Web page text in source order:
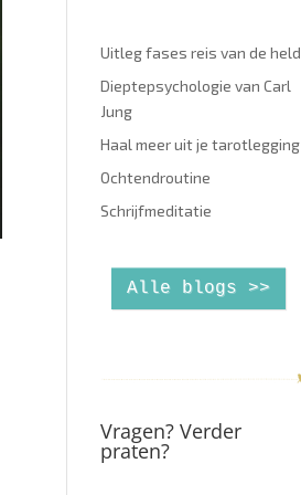
Uitleg fases reis van de held
Dieptepsychologie van Carl
Jung
Haal meer uit je tarotlegging
Ochtendroutine
Schrijfmeditatie
Alle blogs >>
Vragen? Verder
praten?